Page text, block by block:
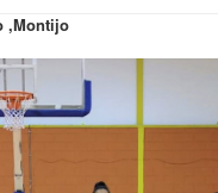
Pavilhão Municipal nº 1 do Montijo ,Montijo